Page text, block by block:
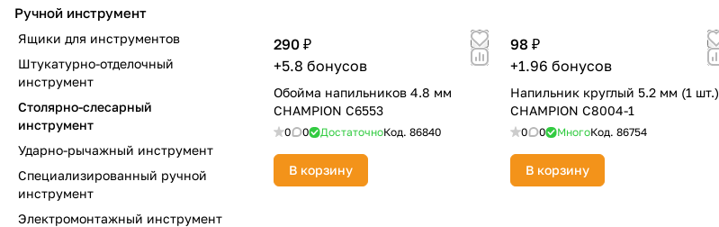
290 ₽
+5.8 бонусов
Обойма напильников 4.8 мм
CHAMPION C6553
0 0 ДостаточноКод. 86840
В корзину
98 ₽
+1.96 бонусов
Напильник круглый 5.2 мм (1 шт.)
CHAMPION C8004-1
0 0 МногоКод. 86754
В корзину
Ручной инструмент
Ящики для инструментов
Штукатурно-отделочный
инструмент
Столярно-слесарный
инструмент
Ударно-рычажный инструмент
Специализированный ручной
инструмент
Электромонтажный инструмент
Оплачивайте сегодня только
% картой любого банка
Получайте товарвыбранный способом